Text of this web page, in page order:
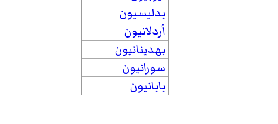
بدليسيون
أردلانيون
بهدينانيون
سورانيون
بابانيون